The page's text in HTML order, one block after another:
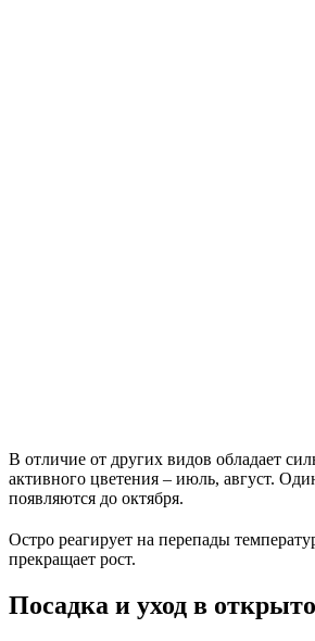
В отличие от других видов обладает
активного цветения – июль, август.
появляются до октября.
Остро реагирует на перепады
прекращает рост.
Посадка и уход в